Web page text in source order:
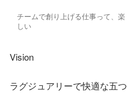
チームで創り上げる仕事って、楽
しい
Vision
ラグジュアリーで快適な五